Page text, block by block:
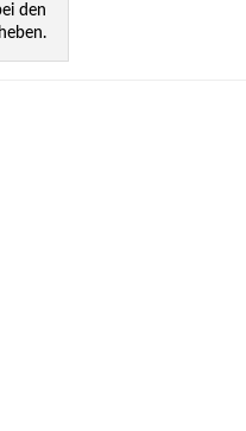
den